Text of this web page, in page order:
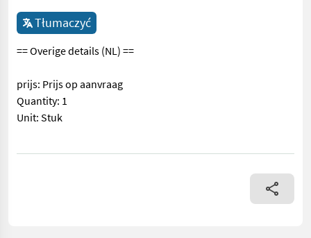
Tłumaczyć
== Overige details (NL) ==
prijs: Prijs op aanvraag
Quantity: 1
Unit: Stuk
== Overige details (NL) == prijs: Prijs op aanvraag Quantity: 1